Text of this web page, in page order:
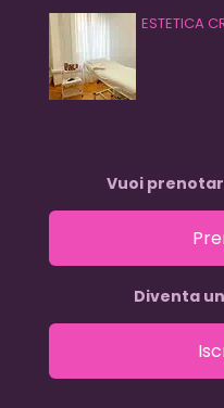
ESTETICA
Vuoi
Diventa